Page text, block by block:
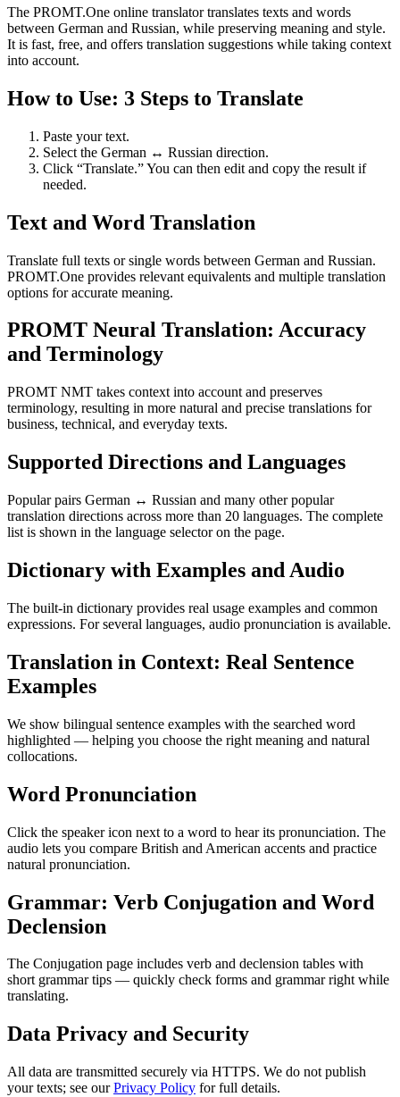
The PROMT.One online translator translates texts and words
between German and Russian, while preserving meaning and style.
It is fast, free, and offers translation suggestions while taking context
into account.
How to Use: 3 Steps to Translate
Paste your text.
Select the German ↔ Russian direction.
Click “Translate.” You can then edit and copy the result if
needed.
Text and Word Translation
Translate full texts or single words between German and Russian.
PROMT.One provides relevant equivalents and multiple translation
options for accurate meaning.
PROMT Neural Translation: Accuracy
and Terminology
PROMT NMT takes context into account and preserves
terminology, resulting in more natural and precise translations for
business, technical, and everyday texts.
Supported Directions and Languages
Popular pairs German ↔ Russian and many other popular
translation directions across more than 20 languages. The complete
list is shown in the language selector on the page.
Dictionary with Examples and Audio
The built-in dictionary provides real usage examples and common
expressions. For several languages, audio pronunciation is available.
Translation in Context: Real Sentence
Examples
We show bilingual sentence examples with the searched word
highlighted — helping you choose the right meaning and natural
collocations.
Word Pronunciation
Click the speaker icon next to a word to hear its pronunciation. The
audio lets you compare British and American accents and practice
natural pronunciation.
Grammar: Verb Conjugation and Word
Declension
The Conjugation page includes verb and declension tables with
short grammar tips — quickly check forms and grammar right while
translating.
Data Privacy and Security
All data are transmitted securely via HTTPS. We do not publish
your texts; see ourPrivacy Policy for full details.